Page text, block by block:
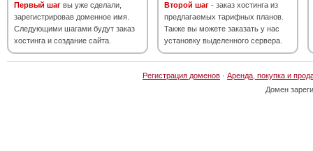
Первый шаг вы уже сделали,
зарегистрировав доменное имя.
Следующими шагами будут заказ
хостинга и создание сайта.
Второй шаг - заказ хостинга из
предлагаемых тарифных планов.
Также вы можете заказать у нас
установку выделенного сервера.
Регистрация доменов · Аренда, покупка и
Домен